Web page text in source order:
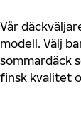
Vår
modell. Välj
sommardäck
finsk kvalitet